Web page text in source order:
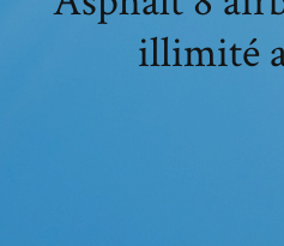
illimité